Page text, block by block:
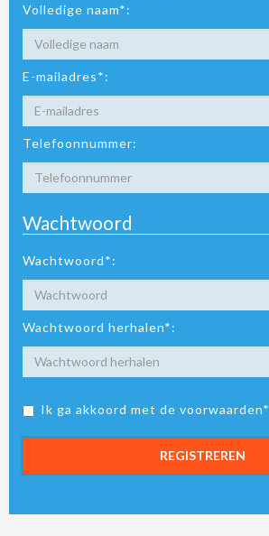
Volledige naam*:
E-mailadres*:
Telefoonnummer:
Wachtwoord
Wachtwoord*:
Wachtwoord herhalen*:
Ik ga akkoord met de voorwaarden*
REGISTREREN